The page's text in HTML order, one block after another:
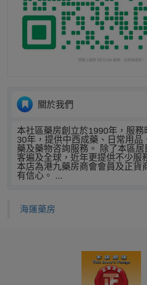
關於我們
本社區藥房創立於1990年，服務
30年，提供中西成藥、日常用品
藥及藥物咨詢服務。 除了本區
客遍及全球，近年更提供不少服
本店為港九藥房商會會員及正貨
有信心。 ...
海運藥房